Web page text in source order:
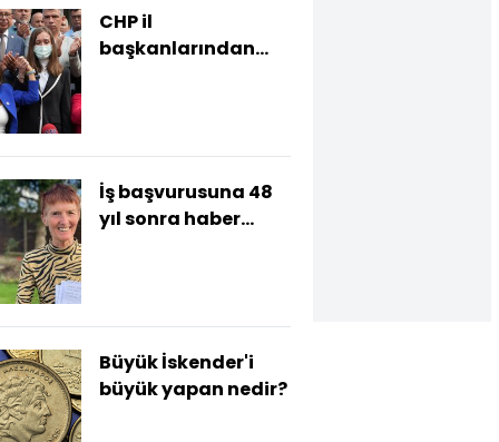
CHP il
başkanlarından
İş başvurusuna 48
yıl sonra haber
Büyük İskender'i
büyük yapan nedir?